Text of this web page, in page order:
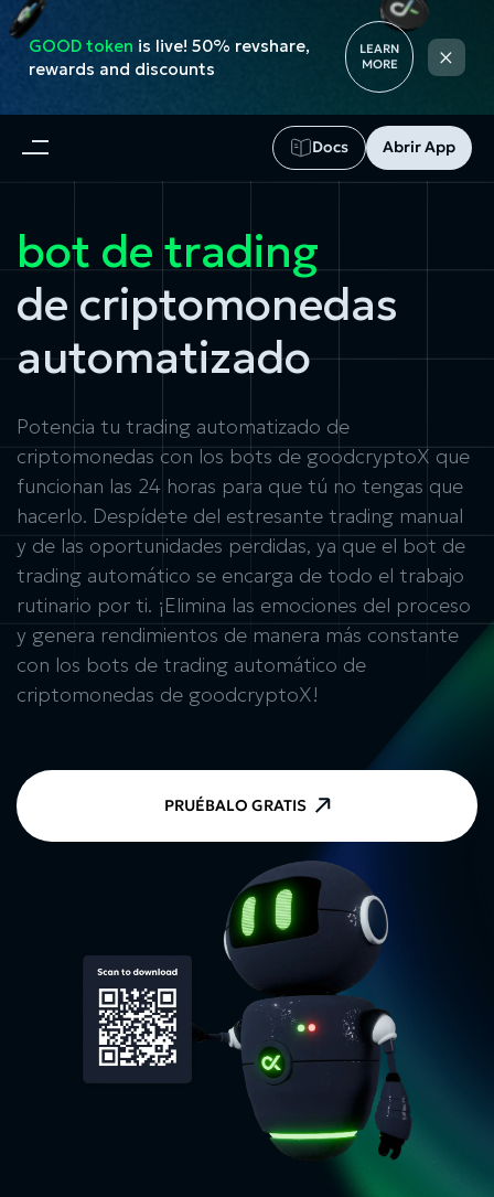
Docs Abrir App
GOOD token is live! 50% revshare,
rewards and discounts
LEARN
MORE
×
bot de trading
de criptomonedas
automatizado
Potencia tu trading automatizado de
criptomonedas con los bots de goodcryptoX que
funcionan las 24 horas para que tú no tengas que
hacerlo. Despídete del estresante trading manual
y de las oportunidades perdidas, ya que el bot de
trading automático se encarga de todo el trabajo
rutinario por ti. ¡Elimina las emociones del proceso
y genera rendimientos de manera más constante
con los bots de trading automático de
criptomonedas de goodcryptoX!
PRUÉBALO GRATIS